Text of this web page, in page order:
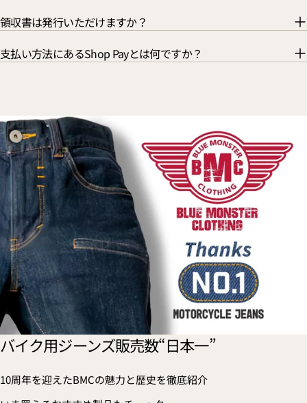
領収書は発行いただけますか？
支払い方法にあるShop Payとは何ですか？
バイク用ジーンズ販売数“日本一”
10周年を迎えたBMCの魅力と歴史を徹底紹介